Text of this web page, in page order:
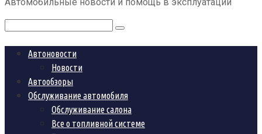
Поиск:
Автоновости
Новости
Автообзоры
Обслуживание автомобиля
Обслуживание салона
Все о топливной системе